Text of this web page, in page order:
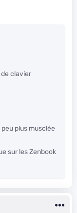
de clavier
plus musclée
sur les Zenbook